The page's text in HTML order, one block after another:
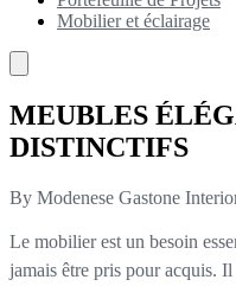
Mobilier et éclairage
MEUBLES
DISTINCTIFS
By Modenese Gastone
Le mobilier est un besoin
jamais être pris pour acquis.